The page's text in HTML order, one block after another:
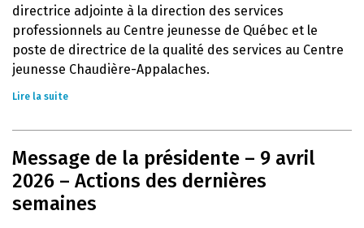
directrice adjointe à la direction des services
professionnels au Centre jeunesse de Québec et le
poste de directrice de la qualité des services au Centre
jeunesse Chaudière-Appalaches.
Lire la suite
Message de la présidente – 9 avril
2026 – Actions des dernières
semaines